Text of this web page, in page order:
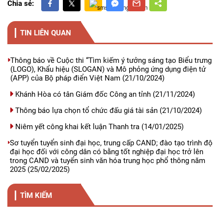
Chia sẻ:
TIN LIÊN QUAN
Thông báo về Cuộc thi “Tìm kiếm ý tưởng sáng tạo Biểu trưng
(LOGO), Khẩu hiệu (SLOGAN) và Mô phỏng ứng dụng điện tử
(APP) của Bộ pháp điển Việt Nam(21/10/2024)
Khánh Hòa có tân Giám đốc Công an tỉnh (21/11/2024)
Thông báo lựa chọn tổ chức đấu giá tài sản (21/10/2024)
Niêm yết công khai kết luận Thanh tra (14/01/2025)
Sơ tuyển tuyển sinh đại học, trung cấp CAND; đào tạo trình độ
đại học đối với công dân có bằng tốt nghiệp đại học trở lên
trong CAND và tuyển sinh văn hóa trung học phổ thông năm
2025(25/02/2025)
TÌM KIẾM